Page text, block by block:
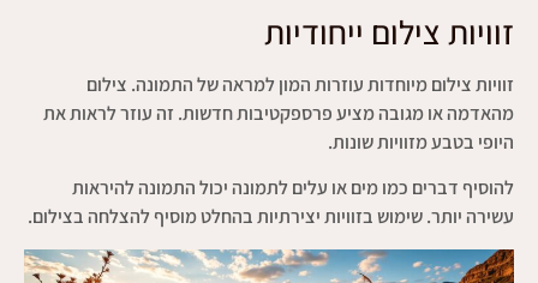
זוויות צילום ייחודיות
זוויות צילום מיוחדות עוזרות המון למראה של התמונה. צילום
מהאדמה או מגובה מציע פרספקטיבות חדשות. זה עוזר לראות את
היופי בטבע מזוויות שונות.
להוסיף דברים כמו מים או עלים לתמונה יכול התמונה להיראות
עשירה יותר. שימוש בזוויות יצירתיות בהחלט מוסיף להצלחה בצילום.